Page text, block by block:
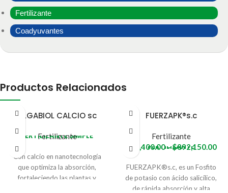
Fertilizante
Coadyuvantes
Productos Relacionados
ALGABIOL CALCIO sc
Fertilizante
FERTILIZANTE SIMPLE
Con calcio en nanotecnología
que optimiza la absorción,
fortaleciendo las plantas y
FUERZAPK®s.c
Fertilizante
$51,400.00–$892,150.00
FERTILIZANTE
FUERZAPK®s.c, es un Fosfito
de potasio con ácido salicílico,
de rápida absorción y alta